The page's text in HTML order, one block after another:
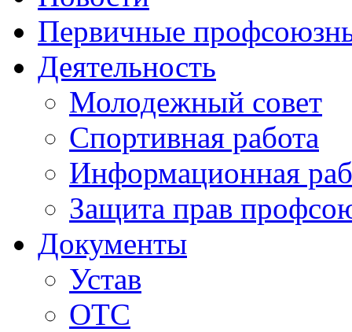
Первичные
Деятельность
Молодежный совет
Спортивная работа
Информационная
Защита прав
Документы
Устав
ОТС